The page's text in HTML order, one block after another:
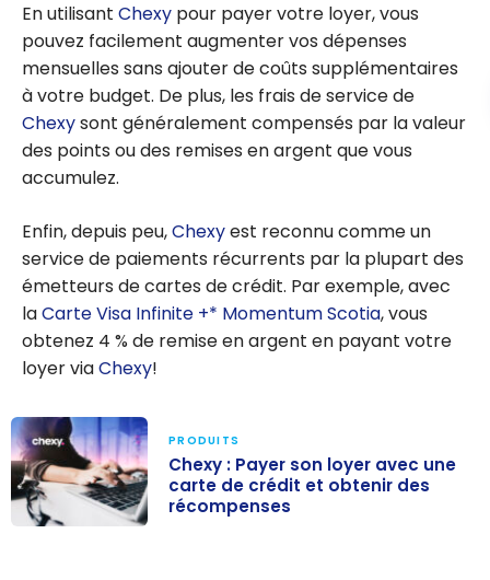
En utilisant Chexy pour payer votre loyer, vous
pouvez facilement augmenter vos dépenses
mensuelles sans ajouter de coûts supplémentaires
à votre budget. De plus, les frais de service de
Chexysont généralement compensés par la valeur
des points ou des remises en argent que vous
accumulez.
Enfin, depuis peu,Chexyest reconnu comme un
service de paiements récurrents par la plupart des
émetteurs de cartes de crédit. Par exemple, avec
laCarte Visa Infinite +* Momentum Scotia, vous
obtenez 4 % de remise en argent en payant votre
loyer viaChexy!
PRODUITS
Chexy : Payer son loyer avec une
carte de crédit et obtenir des
récompenses